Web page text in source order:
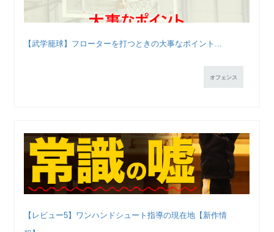
【武学籠球】フローターを打つときの大事なポイント...
オフェンス
【レビュー5】ワンハンドシュート指導の現在地【新作情